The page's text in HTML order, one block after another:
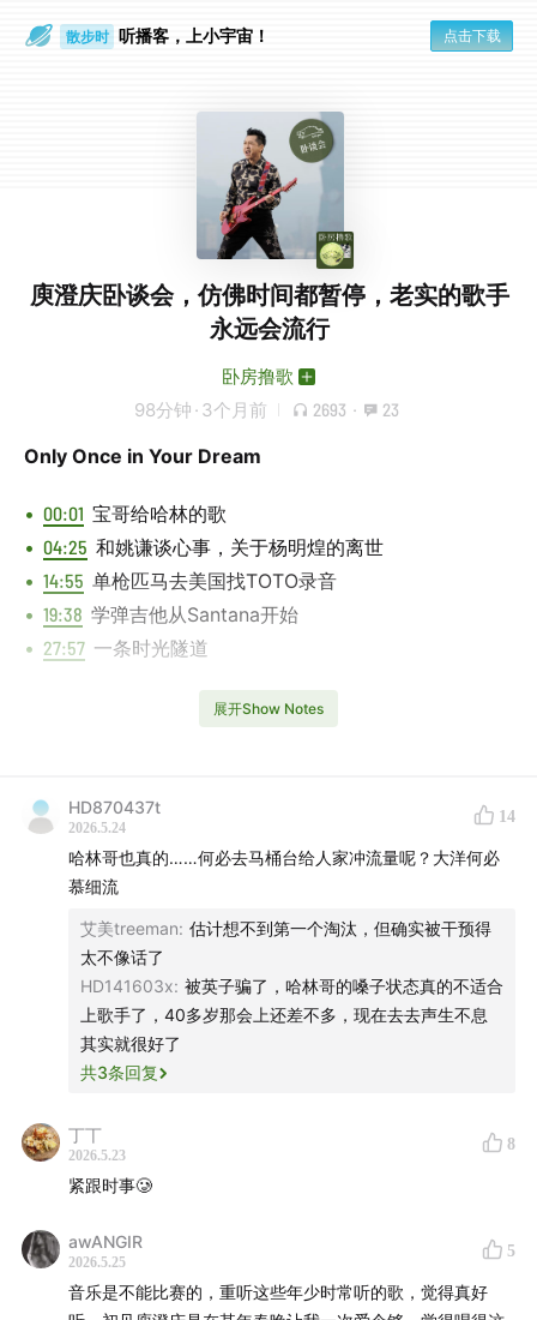
散步时 听播客，上小宇宙！ 点击下载
庾澄庆卧谈会，仿佛时间都暂停，老实的歌手
永远会流行
卧房撸歌
98分钟 · 3个月前 2693 · 23
Only Once in Your Dream
00:01 宝哥给哈林的歌
04:25 和姚谦谈心事，关于杨明煌的离世
14:55 单枪匹马去美国找TOTO录音
19:38 学弹吉他从Santana开始
27:57 一条时光隧道
庾澄庆 - 靠近
庾澄庆 - 让我一次爱个够 (live)
TOTO - Africa
庾澄庆 - 改变所有的错
Santana - Europa (Earth’s Cry Heaven’s Smile)
庾澄庆 - 西风的话
庾澄庆 - 伤心歌手
庾澄庆 - 想念你
庾澄庆 - 整晚的音乐（创作处女作
庾澄庆 - 管不住自己
庾澄庆 - 快乐颂
庾澄庆 - 请开窗
庾澄庆 - 只有为你
庾澄庆 - 让你妈妈New一下
展开Show Notes
HD870437t
2026.5.24
14
哈林哥也真的……何必去马桶台给人家冲流量呢？大洋何必
慕细流
艾美treeman: 估计想不到第一个淘汰，但确实被干预得
太不像话了
HD141603x: 被英子骗了，哈林哥的嗓子状态真的不适合
上歌手了，40多岁那会上还差不多，现在去去声生不息
其实就很好了
共3条回复
丁丅
2026.5.23
8
紧跟时事🥲
awANGIR
2026.5.25
5
音乐是不能比赛的，重听这些年少时常听的歌，觉得真好